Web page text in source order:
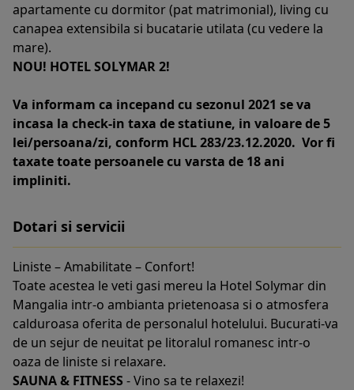
apartamente cu dormitor (pat matrimonial), living cu
canapea extensibila si bucatarie utilata (cu vedere la
mare).
NOU! HOTEL SOLYMAR 2!
Va informam ca incepand cu sezonul 2021 se va
incasa la check-in taxa de statiune, in valoare de 5
lei/persoana/zi, conform HCL 283/23.12.2020. Vor fi
taxate toate persoanele cu varsta de 18 ani
impliniti.
Dotari si servicii
Liniste – Amabilitate – Confort!
Toate acestea le veti gasi mereu la Hotel Solymar din
Mangalia intr-o ambianta prietenoasa si o atmosfera
calduroasa oferita de personalul hotelului. Bucurati-va
de un sejur de neuitat pe litoralul romanesc intr-o
oaza de liniste si relaxare.
SAUNA & FITNESS - Vino sa te relaxezi!